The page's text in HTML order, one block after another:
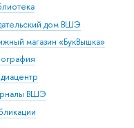
дом ВШЭ
магазин «БукВышка»
ВШЭ